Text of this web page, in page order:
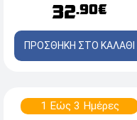
32.90€
ΠΡΟΣΘΗΚΗ ΣΤΟ ΚΑΛΑΘΙ
1 Εώς 3 Ημέρες